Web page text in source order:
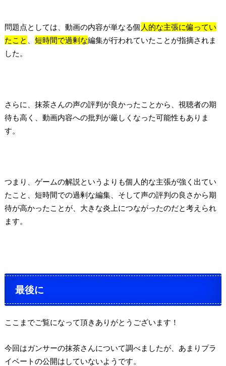
問題点としては、動画の内容が単なる個 人的な主張に偏ってい
たこと
短時間で過剰な編集が行われていたことが指摘されま
した。
さらに、抹茶さんの声の評判が良かったことから、視聴者の期
待も高く、動画内容への批判が厳しくなった可能性もありま
す。
つまり、ゲームの解説というよりも個人的な主張が強く出てい
たこと、短時間での過剰な編集、そして声の評判の良さから期
待が高かったことが、大きな炎上につながったのだと考えられ
ます。
最後に
ここまでご覧になって頂きありがとうございます！
今回はガンサーの抹茶さんについて調べましたが、あまりプラ
イベートの公開はしていないようです。